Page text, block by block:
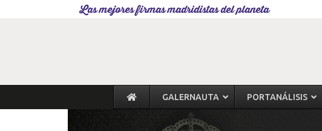
Las mejores firmas madridistas del planeta
GALERNAUTA PORTANÁLISIS